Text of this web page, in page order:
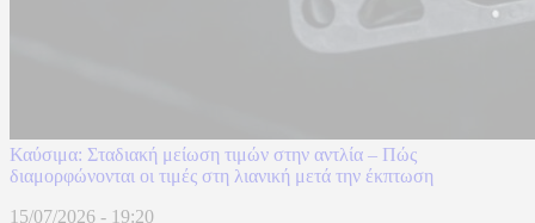
Καύσιμα: Σταδιακή μείωση τιμών στην αντλία – Πώς
διαμορφώνονται οι τιμές στη λιανική μετά την έκπτωση
15/07/2026 - 19:20